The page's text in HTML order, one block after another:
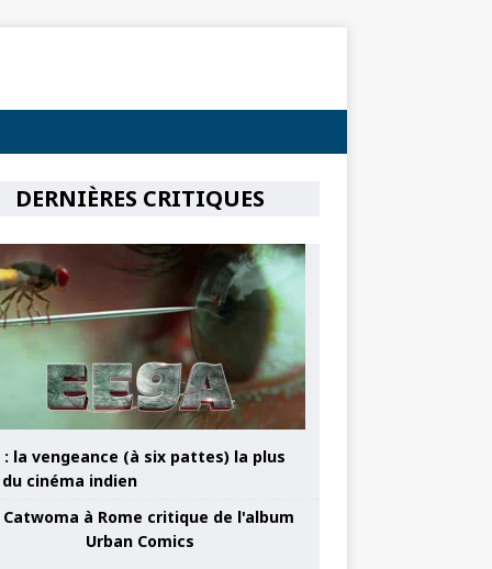
DERNIÈRES CRITIQUES
: la vengeance (à six pattes) la plus
cinéma indien